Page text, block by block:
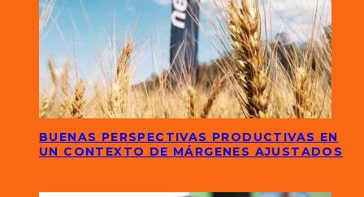
BUENAS PERSPECTIVAS PRODUCTIVAS EN
UN CONTEXTO DE MÁRGENES AJUSTADOS